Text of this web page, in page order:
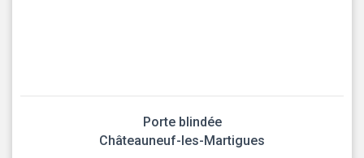
Porte blindée
Châteauneuf-les-Martigues